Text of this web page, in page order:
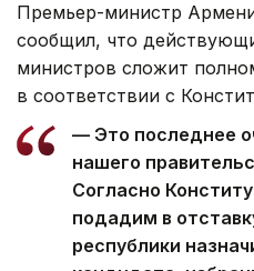
Премьер-министр
сообщил, что
министров сложит
в соответствии с
— Это последнее
нашего
Согласно
подадим в
республики